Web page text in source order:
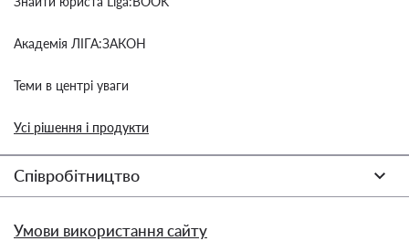
Академія ЛІГА:ЗАКОН
Теми в центрі уваги
Усі рішення і продукти
Співробітництво
Умови використання сайту